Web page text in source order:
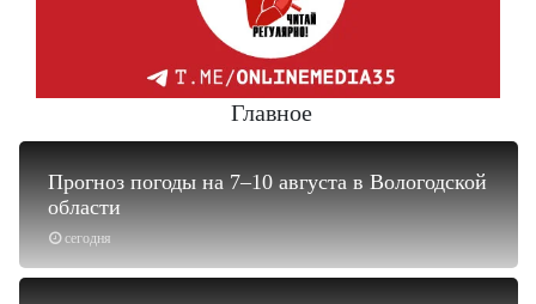
Главное
сегодня
Прогноз погоды на 7–10 августа в Вологодской
области